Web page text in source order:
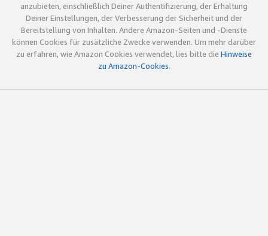
anzubieten, einschließlich Deiner Authentifizierung, der Erhaltung
Deiner Einstellungen, der Verbesserung der Sicherheit und der
Bereitstellung von Inhalten. Andere Amazon-Seiten und -Dienste
können Cookies für zusätzliche Zwecke verwenden. Um mehr darüber
zu erfahren, wie Amazon Cookies verwendet, lies bitte die Hinweise
zu Amazon-Cookies.